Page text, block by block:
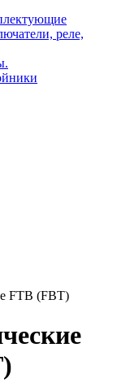
реле,
FTB (FBT)